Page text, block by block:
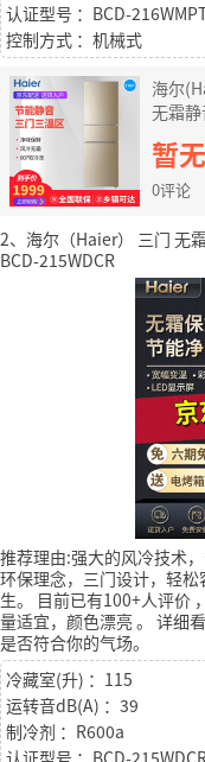
认证型号 ：BCD-
控制方式 ：机械式
海尔
无霜
暂
0评论
2、海尔（Haier） 三门 无
BCD-215WDCR
推荐理由:强大的风冷技术
环保理念，三门设计，轻
生。
目前已有100+人评价
量适宜，颜色漂亮 。 详细
是否符合你的气场。
冷藏室(升) ：115
运转音dB(A) ：39
制冷剂 ：R600a
认证型号 ：BCD-215WDCR